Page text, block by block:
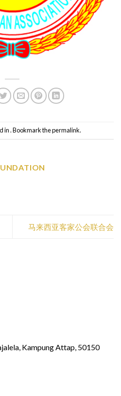
in . Bookmark thepermalink.
马来西亚客家公会联合会
Kampung Attap, 50150